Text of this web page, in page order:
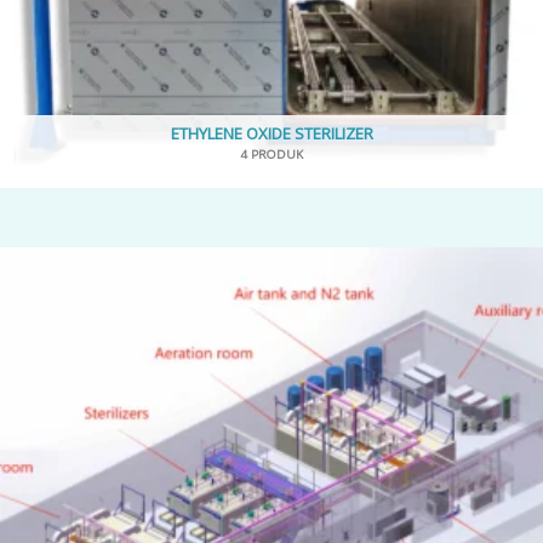
ETHYLENE OXIDE STERILIZER
4 PRODUK